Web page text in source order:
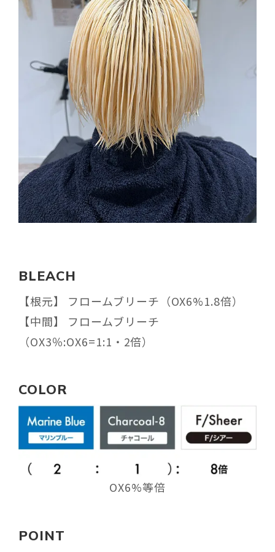
BLEACH
【根元】 フロームブリーチ（OX6%1.8倍）
【中間】 フロームブリーチ
（OX3％:OX6=1:1・2倍）
COLOR
OX6%等倍
POINT